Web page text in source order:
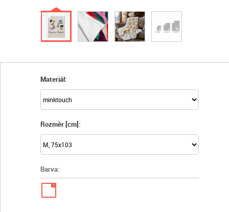
Materiál:
Rozměr [cm]:
Barva:
✓